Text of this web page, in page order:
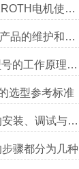
如何延长德国REXROTH电机使用寿命的技巧？
REXROTH电磁阀产品的维护和保养方法如下
CKD电磁阀不同型号的工作原理有哪些区别
选型参考标准
美国MAC电磁阀的安装、调试与维护指南说明
骤都分为几种